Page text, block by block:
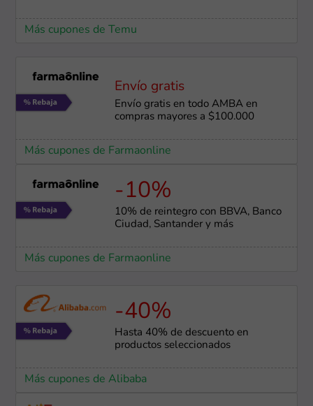
Más cupones de Temu
Envío gratis
Envío gratis en todo AMBA en
compras mayores a $100.000
Más cupones de Farmaonline
-10%
10% de reintegro con BBVA, Banco
Ciudad, Santander y más
Más cupones de Farmaonline
-40%
Hasta 40% de descuento en
productos seleccionados
Más cupones de Alibaba